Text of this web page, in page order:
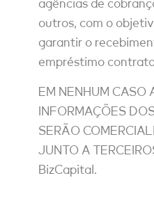
agências de
outros, com o
garantir o
empréstimo
EM NENHUM CASO
INFORMAÇÕES
SERÃO
JUNTO A
BizCapital.